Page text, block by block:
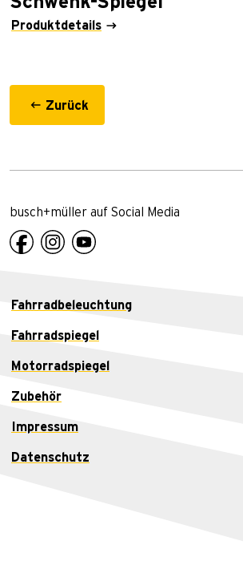
Produktdetails
Zurück
busch+müller auf Social Media
Fahrradbeleuchtung
Fahrradspiegel
Motorradspiegel
Zubehör
Impressum
Datenschutz